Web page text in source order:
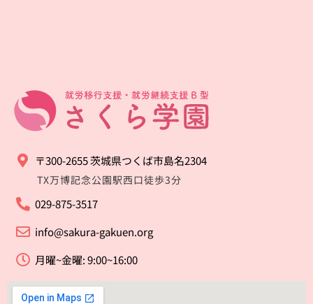
〒300-2655 茨城県つくば市島名2304
TX万博記念公園駅西口徒歩3分
029-875-3517
info@sakura-gakuen.org
月曜~金曜: 9:00~16:00